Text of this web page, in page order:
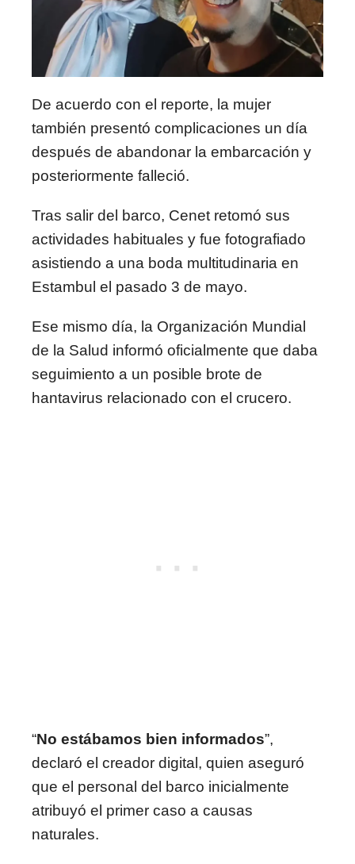
De acuerdo con el reporte, la mujer
también presentó complicaciones un día
después de abandonar la embarcación y
posteriormente falleció.
Tras salir del barco, Cenet retomó sus
actividades habituales y fue fotografiado
asistiendo a una boda multitudinaria en
Estambul el pasado 3 de mayo.
Ese mismo día, la Organización Mundial
de la Salud informó oficialmente que daba
seguimiento a un posible brote de
hantavirus relacionado con el crucero.
“No estábamos bien informados”,
declaró el creador digital, quien aseguró
que el personal del barco inicialmente
atribuyó el primer caso a causas
naturales.